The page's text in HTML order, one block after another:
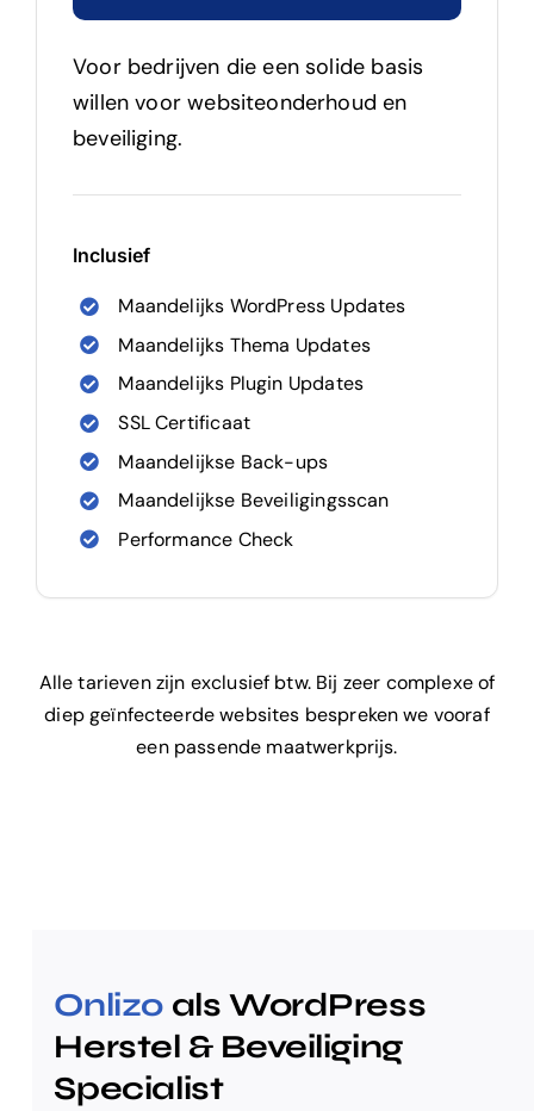
Voor bedrijven die een solide basis
willen voor websiteonderhoud en
beveiliging.
Inclusief
Maandelijks WordPress Updates
Maandelijks Thema Updates
Maandelijks Plugin Updates
SSL Certificaat
Maandelijkse Back-ups
Maandelijkse Beveiligingsscan
Performance Check
Alle tarieven zijn exclusief btw. Bij zeer complexe of
diep geïnfecteerde websites bespreken we vooraf
een passende maatwerkprijs.
Onlizo als WordPress
Herstel & Beveiliging
Specialist